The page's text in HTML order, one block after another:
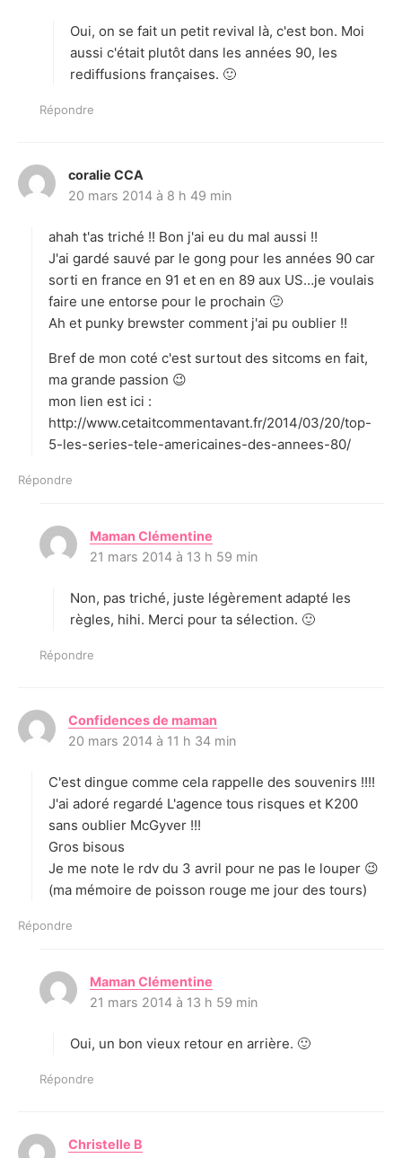
:
Oui, on se fait un petit revival là, c'est bon. Moi
aussi c'était plutôt dans les années 90, les
rediffusions françaises. 🙂
Répondre
coralie CCA
i
20 mars 2014 à 8 h 49 min
ahah t'as triché !! Bon j'ai eu du mal aussi !!
J'ai gardé sauvé par le gong pour les années 90 car
sorti en france en 91 et en en 89 aux US…je voulais
faire une entorse pour le prochain 🙂
Ah et punky brewster comment j'ai pu oublier !!
Bref de mon coté c'est surtout des sitcoms en fait,
ma grande passion 😉
mon lien est ici :
http://www.cetaitcommentavant.fr/2014/03/20/top-
5-les-series-tele-americaines-des-annees-80/
Répondre
Maman Clémentine
:
21 mars 2014 à 13 h 59 min
Non, pas triché, juste légèrement adapté les
règles, hihi. Merci pour ta sélection. 🙂
Répondre
Confidences de maman
i
:
20 mars 2014 à 11 h 34 min
C'est dingue comme cela rappelle des souvenirs !!!!
J'ai adoré regardé L'agence tous risques et K200
sans oublier McGyver !!!
Gros bisous
Je me note le rdv du 3 avril pour ne pas le louper 😉
(ma mémoire de poisson rouge me jour des tours)
Répondre
Maman Clémentine
:
21 mars 2014 à 13 h 59 min
Oui, un bon vieux retour en arrière. 🙂
Répondre
Christelle B